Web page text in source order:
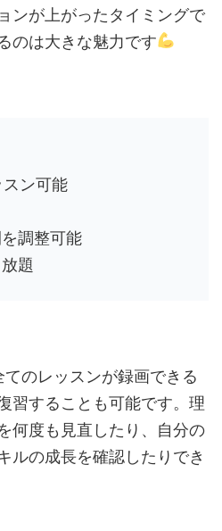
ンが上がったタイミングで
のは大きな魅力です
ン可能
調整可能
題
のレッスンが録画できる
習することも可能です。理
何度も見直したり、自分の
ルの成長を確認したりでき